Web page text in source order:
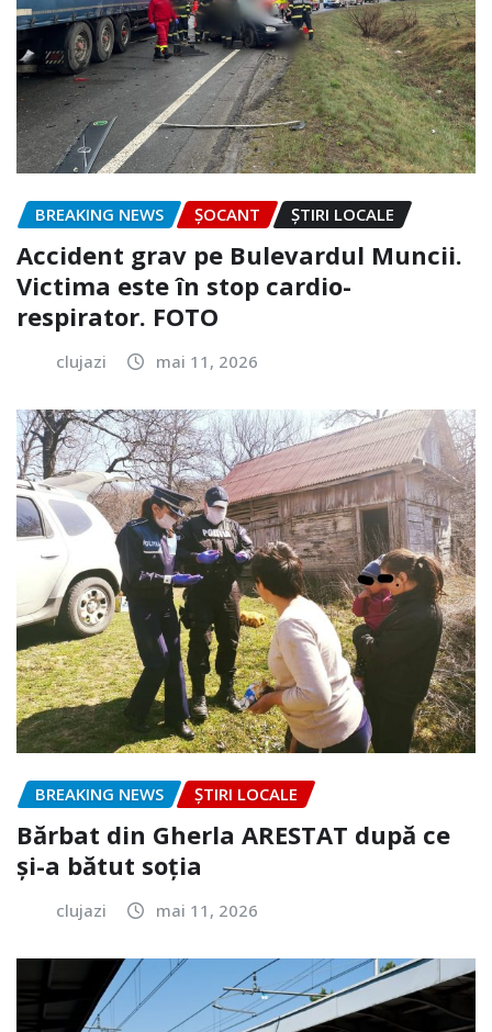
BREAKING NEWS ȘOCANT ȘTIRI LOCALE
Accident grav pe Bulevardul Muncii.
Victima este în stop cardio-
respirator. FOTO
clujazi mai 11, 2026
BREAKING NEWS ȘTIRI LOCALE
Bărbat din Gherla ARESTAT după ce
și-a bătut soția
clujazi mai 11, 2026